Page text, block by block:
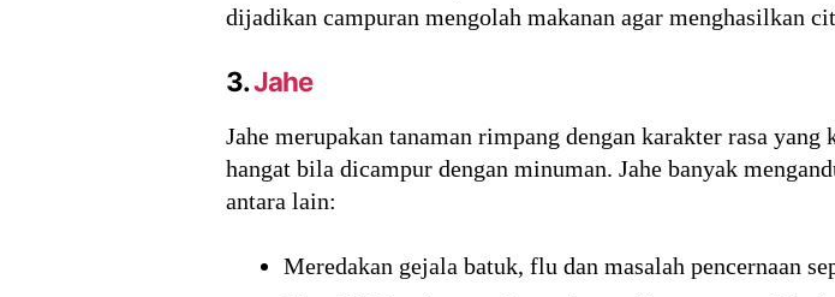
dijadikan campuran mengolah makanan agar menghasilkan
3.Jahe
Jahe merupakan tanaman rimpang dengan karakter rasa
hangat bila dicampur dengan minuman. Jahe banyak
antara lain:
Meredakan gejala batuk, flu dan masalah pencernaan